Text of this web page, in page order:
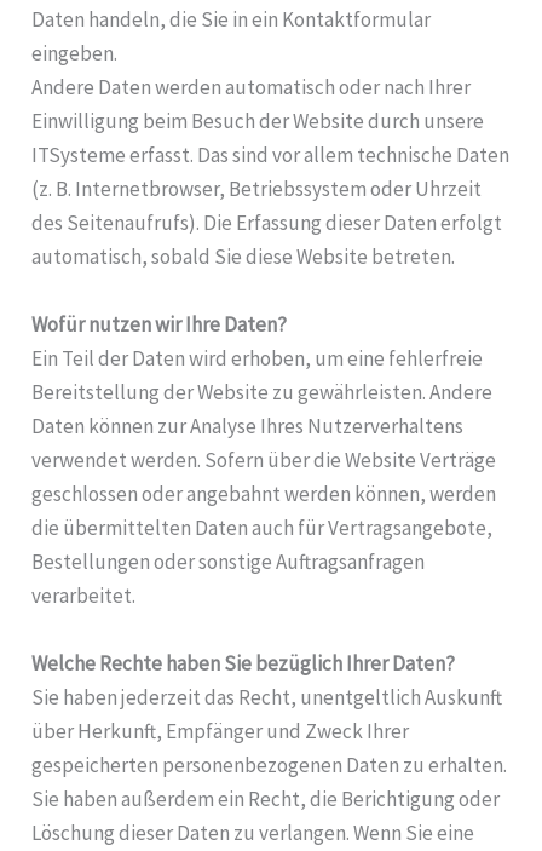
Daten handeln, die Sie in ein Kontaktformular
eingeben.
Andere Daten werden automatisch oder nach Ihrer
Einwilligung beim Besuch der Website durch unsere
ITSysteme erfasst. Das sind vor allem technische Daten
(z. B. Internetbrowser, Betriebssystem oder Uhrzeit
des Seitenaufrufs). Die Erfassung dieser Daten erfolgt
automatisch, sobald Sie diese Website betreten.
Wofür nutzen wir Ihre Daten?
Ein Teil der Daten wird erhoben, um eine fehlerfreie
Bereitstellung der Website zu gewährleisten. Andere
Daten können zur Analyse Ihres Nutzerverhaltens
verwendet werden. Sofern über die Website Verträge
geschlossen oder angebahnt werden können, werden
die übermittelten Daten auch für Vertragsangebote,
Bestellungen oder sonstige Auftragsanfragen
verarbeitet.
Welche Rechte haben Sie bezüglich Ihrer Daten?
Sie haben jederzeit das Recht, unentgeltlich Auskunft
über Herkunft, Empfänger und Zweck Ihrer
gespeicherten personenbezogenen Daten zu erhalten.
Sie haben außerdem ein Recht, die Berichtigung oder
Löschung dieser Daten zu verlangen. Wenn Sie eine